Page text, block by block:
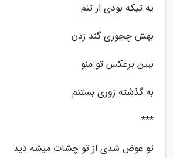
یه تیکه بودی از تنم
بهش چجوری گند زدن
ببین برعکس تو منو
به گذشته زوری بستنم
***
تو عوض شدی از تو چشات میشه دید